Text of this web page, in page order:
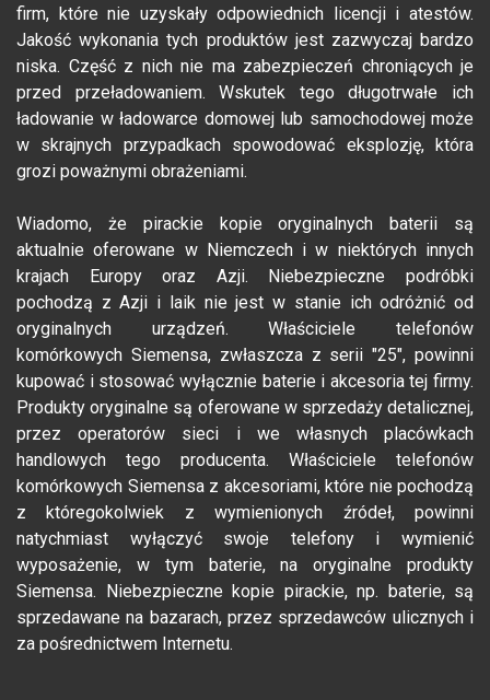
firm, które nie uzyskały odpowiednich licencji i atestów.
Jakość wykonania tych produktów jest zazwyczaj bardzo
niska. Część z nich nie ma zabezpieczeń chroniących je
przed przeładowaniem. Wskutek tego długotrwałe ich
ładowanie w ładowarce domowej lub samochodowej może
w skrajnych przypadkach spowodować eksplozję, która
grozi poważnymi obrażeniami.
Wiadomo, że pirackie kopie oryginalnych baterii są
aktualnie oferowane w Niemczech i w niektórych innych
krajach Europy oraz Azji. Niebezpieczne podróbki
pochodzą z Azji i laik nie jest w stanie ich odróżnić od
oryginalnych urządzeń. Właściciele telefonów
komórkowych Siemensa, zwłaszcza z serii "25", powinni
kupować i stosować wyłącznie baterie i akcesoria tej firmy.
Produkty oryginalne są oferowane w sprzedaży detalicznej,
przez operatorów sieci i we własnych placówkach
handlowych tego producenta. Właściciele telefonów
komórkowych Siemensa z akcesoriami, które nie pochodzą
z któregokolwiek z wymienionych źródeł, powinni
natychmiast wyłączyć swoje telefony i wymienić
wyposażenie, w tym baterie, na oryginalne produkty
Siemensa. Niebezpieczne kopie pirackie, np. baterie, są
sprzedawane na bazarach, przez sprzedawców ulicznych i
za pośrednictwem Internetu.